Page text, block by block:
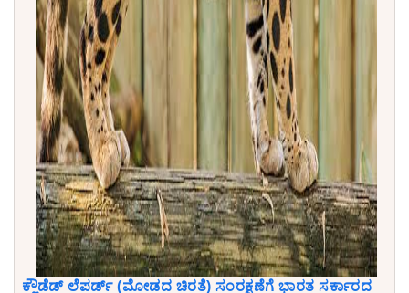
ಕ್ಲೌಡೆಡ್ ಲೆಪರ್ಡ್ (ಮೋಡದ ಚಿರತೆ) ಸಂರಕ್ಷಣೆಗೆ ಭಾರತ ಸರ್ಕಾರದ